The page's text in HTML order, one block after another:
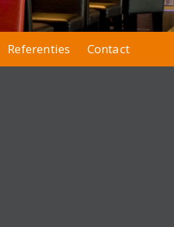
Referenties Contact